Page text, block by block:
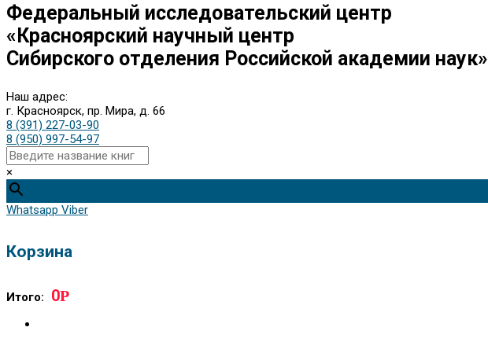
Федеральный исследовательский центр
«Красноярский научный центр
Сибирского отделения Российской академии наук»
Наш адрес:
г. Красноярск, пр. Мира, д. 66
8 (391) 227-03-90
8 (950) 997-54-97
×
Whatsapp Viber
Корзина
Итого: 0Р